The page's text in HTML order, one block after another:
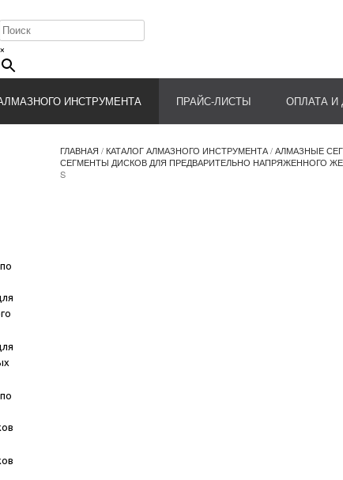
×
ИНСТРУМЕНТА ПРАЙС-ЛИСТЫ ОПЛАТА И
ГЛАВНАЯ / КАТАЛОГ АЛМАЗНОГО ИНСТРУМЕНТА/АЛМАЗНЫЕ
СЕГМЕНТЫ ДИСКОВ ДЛЯ ПРЕДВАРИТЕЛЬНО НАПРЯЖЕННОГО
S